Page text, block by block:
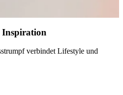
Inspiration
verbindet Lifestyle und